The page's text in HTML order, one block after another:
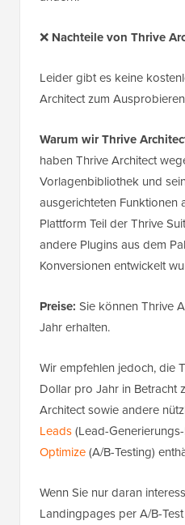
❌ Nachteile von Thrive
Leider gibt es keine
Architect zum
Warum wir Thrive
haben Thrive Architect
Vorlagenbibliothek und
ausgerichteten Funktionen
Plattform Teil der Thrive
andere Plugins aus dem
Konversionen entwickelt
Preise: Sie können Thrive
Jahr erhalten.
Wir empfehlen jedoch, die
Dollar pro Jahr in Betracht
Architect sowie andere
Leads(Lead-
Optimize(A/B-Testing)
Wenn Sie nur daran
Landingpages per A/B-